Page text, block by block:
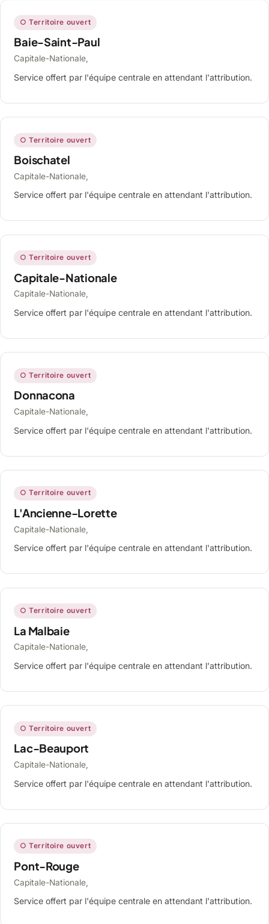
○ Territoire ouvert
Baie-Saint-Paul
Capitale-Nationale,
Service offert par l'équipe centrale en attendant l'attribution.
○ Territoire ouvert
Boischatel
Capitale-Nationale,
Service offert par l'équipe centrale en attendant l'attribution.
○ Territoire ouvert
Capitale-Nationale
Capitale-Nationale,
Service offert par l'équipe centrale en attendant l'attribution.
○ Territoire ouvert
Donnacona
Capitale-Nationale,
Service offert par l'équipe centrale en attendant l'attribution.
○ Territoire ouvert
L'Ancienne-Lorette
Capitale-Nationale,
Service offert par l'équipe centrale en attendant l'attribution.
○ Territoire ouvert
La Malbaie
Capitale-Nationale,
Service offert par l'équipe centrale en attendant l'attribution.
○ Territoire ouvert
Lac-Beauport
Capitale-Nationale,
Service offert par l'équipe centrale en attendant l'attribution.
○ Territoire ouvert
Pont-Rouge
Capitale-Nationale,
Service offert par l'équipe centrale en attendant l'attribution.